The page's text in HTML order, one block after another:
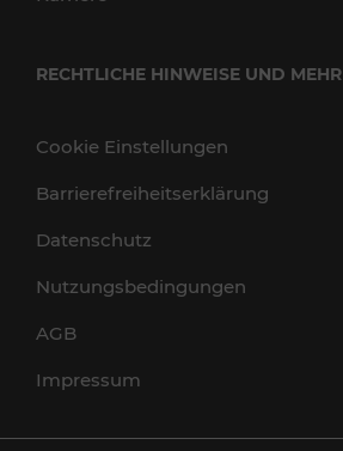
RECHTLICHE HINWEISE UND MEHR
Cookie Einstellungen
Barrierefreiheitserklärung
Datenschutz
Nutzungsbedingungen
AGB
Impressum